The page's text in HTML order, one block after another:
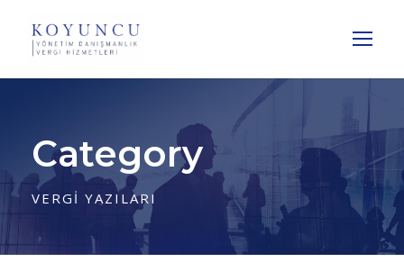
Category
VERGI YAZILARI